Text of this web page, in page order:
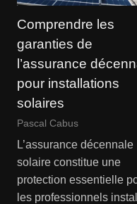
Comprendre les
garanties de
l’assurance
pour installations
solaires
Pascal Cabus
L’assurance décennale
solaire constitue une
protection essentielle
les professionnels